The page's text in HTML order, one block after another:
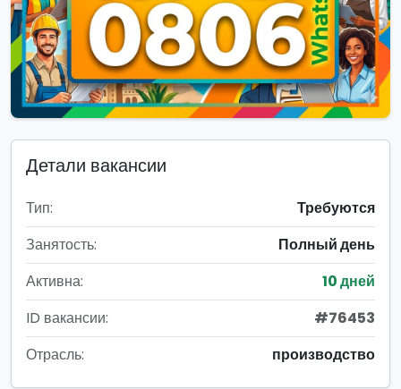
Детали вакансии
Тип:
Требуются
Занятость:
Полный день
Активна:
10 дней
ID вакансии:
#76453
Отрасль:
производство